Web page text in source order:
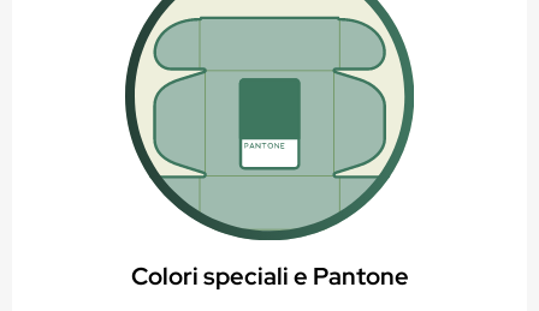
Colori speciali e Pantone